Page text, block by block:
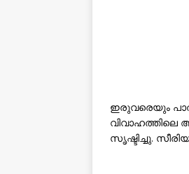
ഇരുവരെയും
വിവാഹത്തിലെ
സൃഷ്ടിച്ചു.